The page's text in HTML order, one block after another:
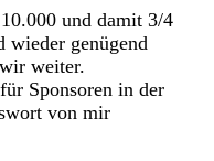
und damit 3/4
wieder genügend
weiter.
Sponsoren in der
von mir